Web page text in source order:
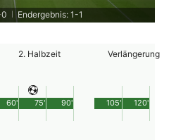
Endergebnis: 1-1
2. Halbzeit
90'
60' 75'
Verlängerung
120'
105'